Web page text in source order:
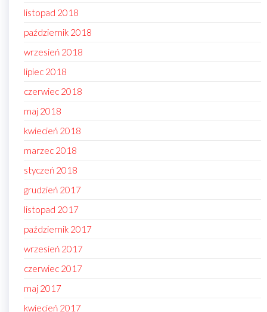
listopad 2018
październik 2018
wrzesień 2018
lipiec 2018
czerwiec 2018
maj 2018
kwiecień 2018
marzec 2018
styczeń 2018
grudzień 2017
listopad 2017
październik 2017
wrzesień 2017
czerwiec 2017
maj 2017
kwiecień 2017